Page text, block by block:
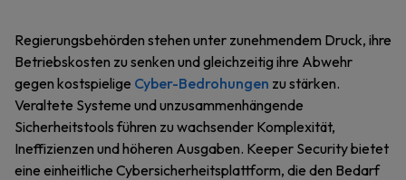
Regierungsbehörden stehen unter zunehmendem Druck, ihre
Betriebskosten zu senken und gleichzeitig ihre Abwehr
gegen kostspielige Cyber-Bedrohungen zu stärken.
Veraltete Systeme und unzusammenhängende
Sicherheitstools führen zu wachsender Komplexität,
Ineffizienzen und höheren Ausgaben. Keeper Security bietet
eine einheitliche Cybersicherheitsplattform, die den Bedarf